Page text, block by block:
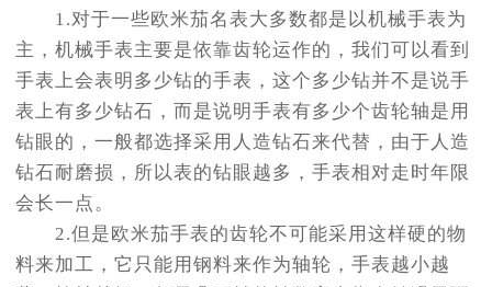
1.对于一些欧米茄名表大多数都是以机械手表为
主，机械手表主要是依靠齿轮运作的，我们可以看到
手表上会表明多少钻的手表，这个多少钻并不是说手
表上有多少钻石，而是说明手表有多少个齿轮轴是用
钻眼的，一般都选择采用人造钻石来代替，由于人造
钻石耐磨损，所以表的钻眼越多，手表相对走时年限
会长一点。
2.但是欧米茄手表的齿轮不可能采用这样硬的物
料来加工，它只能用钢料来作为轴轮，手表越小越